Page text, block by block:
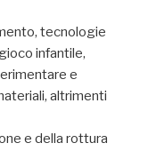
tecnologie
infantile,
e
altrimenti
e della rottura